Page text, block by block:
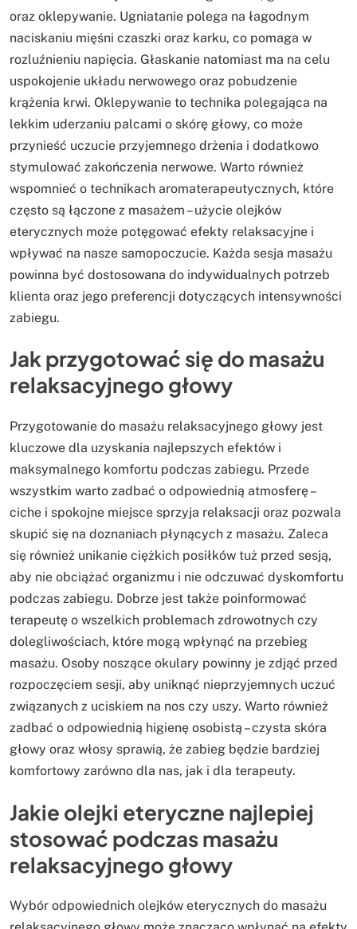
oraz oklepywanie. Ugniatanie polega na łagodnym
naciskaniu mięśni czaszki oraz karku, co pomaga w
rozluźnieniu napięcia. Głaskanie natomiast ma na celu
uspokojenie układu nerwowego oraz pobudzenie
krążenia krwi. Oklepywanie to technika polegająca na
lekkim uderzaniu palcami o skórę głowy, co może
przynieść uczucie przyjemnego drżenia i dodatkowo
stymulować zakończenia nerwowe. Warto również
wspomnieć o technikach aromaterapeutycznych, które
często są łączone z masażem – użycie olejków
eterycznych może potęgować efekty relaksacyjne i
wpływać na nasze samopoczucie. Każda sesja masażu
powinna być dostosowana do indywidualnych potrzeb
klienta oraz jego preferencji dotyczących intensywności
zabiegu.
Jak przygotować się do masażu
relaksacyjnego głowy
Przygotowanie do masażu relaksacyjnego głowy jest
kluczowe dla uzyskania najlepszych efektów i
maksymalnego komfortu podczas zabiegu. Przede
wszystkim warto zadbać o odpowiednią atmosferę –
ciche i spokojne miejsce sprzyja relaksacji oraz pozwala
skupić się na doznaniach płynących z masażu. Zaleca
się również unikanie ciężkich posiłków tuż przed sesją,
aby nie obciążać organizmu i nie odczuwać dyskomfortu
podczas zabiegu. Dobrze jest także poinformować
terapeutę o wszelkich problemach zdrowotnych czy
dolegliwościach, które mogą wpłynąć na przebieg
masażu. Osoby noszące okulary powinny je zdjąć przed
rozpoczęciem sesji, aby uniknąć nieprzyjemnych uczuć
związanych z uciskiem na nos czy uszy. Warto również
zadbać o odpowiednią higienę osobistą – czysta skóra
głowy oraz włosy sprawią, że zabieg będzie bardziej
komfortowy zarówno dla nas, jak i dla terapeuty.
Jakie olejki eteryczne najlepiej
stosować podczas masażu
relaksacyjnego głowy
Wybór odpowiednich olejków eterycznych do masażu